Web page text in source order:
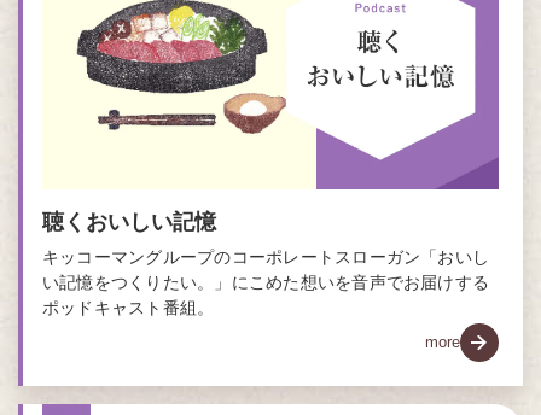
聴くおいしい記憶
キッコーマングループのコーポレートスローガン「おいし
い記憶をつくりたい。」にこめた想いを音声でお届けする
ポッドキャスト番組。
more